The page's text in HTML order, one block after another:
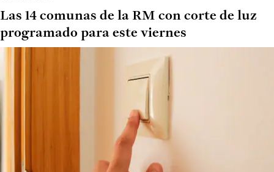
Las 14 comunas de la RM con corte de luz
programado para este viernes